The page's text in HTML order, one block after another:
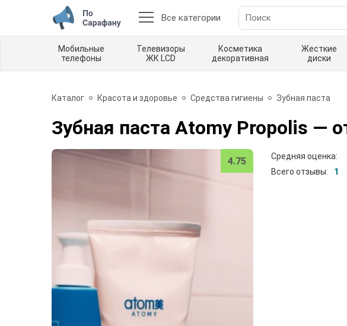
Все категории
Мобильные
телефоны
Телевизоры
ЖК LCD
Косметика
декоративная
Жесткие
диски
Каталог Красота и здоровье Средства гигиены Зубная паста
Зубная паста Atomy Propolis —
4.75
Средняя оценка:
Всего отзывы:
1